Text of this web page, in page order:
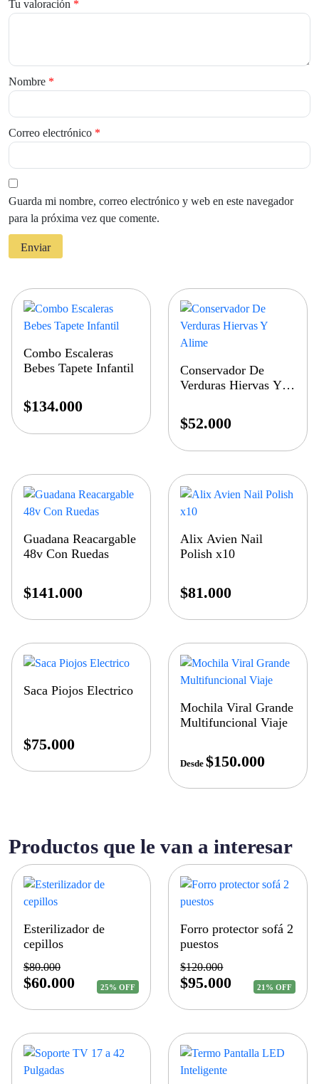
Tu valoración *
Nombre *
Correo electrónico *
Guarda mi nombre, correo electrónico y web en este navegador
para la próxima vez que comente.
Combo Escaleras
Bebes Tapete Infantil
$134.000
Conservador De
Verduras Hiervas Y
$52.000
Guadana Reacargable
48v Con Ruedas
$141.000
Alix Avien Nail
Polish x10
$81.000
Saca Piojos Electrico
$75.000
Mochila Viral Grande
Multifuncional Viaje
Desde$150.000
Productos que le van a interesar
Esterilizador de
cepillos
$80.000
$60.000 25% OFF
Forro protector sofá 2
puestos
$120.000
$95.000 21% OFF